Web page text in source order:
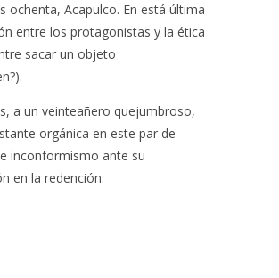
ochenta, Acapulco. En está última
entre los protagonistas y la ética
sacar un objeto
a un veinteañero quejumbroso,
orgánica en este par de
inconformismo ante su
en la redención.